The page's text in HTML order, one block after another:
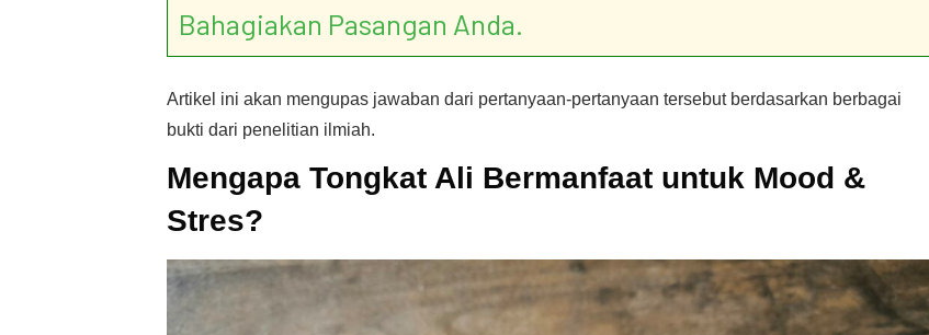
Bahagiakan Pasangan Anda.
Artikel ini akan mengupas jawaban dari pertanyaan-pertanyaan tersebut berdasarkan berbagai
bukti dari penelitian ilmiah.
Mengapa Tongkat Ali Bermanfaat untuk Mood &
Stres?